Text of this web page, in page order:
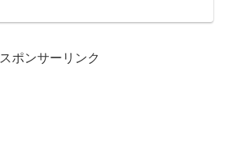
スポンサーリンク